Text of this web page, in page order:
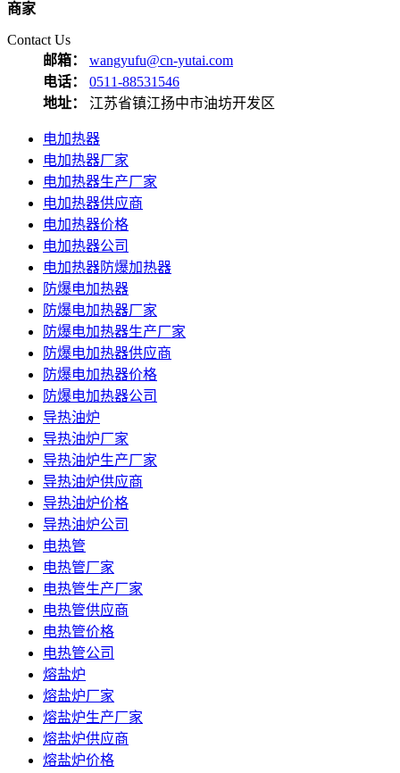
商家
Contact Us
邮箱：
wangyufu@cn-yutai.com
电话：
0511-88531546
地址：
江苏省镇江扬中市油坊开发区
电加热器
电加热器厂家
电加热器生产厂家
电加热器供应商
电加热器价格
电加热器公司
电加热器防爆加热器
防爆电加热器
防爆电加热器厂家
防爆电加热器生产厂家
防爆电加热器供应商
防爆电加热器价格
防爆电加热器公司
导热油炉
导热油炉厂家
导热油炉生产厂家
导热油炉供应商
导热油炉价格
导热油炉公司
电热管
电热管厂家
电热管生产厂家
电热管供应商
电热管价格
电热管公司
熔盐炉
熔盐炉厂家
熔盐炉生产厂家
熔盐炉供应商
熔盐炉价格